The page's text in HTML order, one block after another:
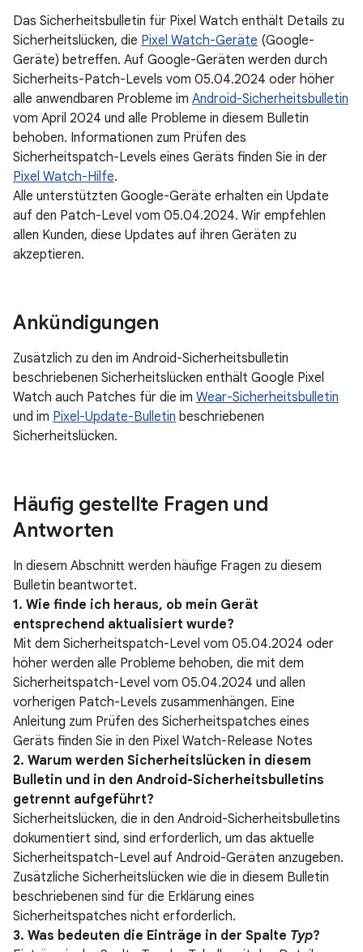
Das Sicherheitsbulletin für Pixel Watch enthält Details zu
Sicherheitslücken, die Pixel Watch-Geräte (Google-
Geräte) betreffen. Auf Google-Geräten werden durch
Sicherheits-Patch-Levels vom 05.04.2024 oder höher
alle anwendbaren Probleme im Android-Sicherheitsbulletin
vom April 2024 und alle Probleme in diesem Bulletin
behoben. Informationen zum Prüfen des
Sicherheitspatch-Levels eines Geräts finden Sie in der
Pixel Watch-Hilfe.
Alle unterstützten Google-Geräte erhalten ein Update
auf den Patch-Level vom 05.04.2024. Wir empfehlen
allen Kunden, diese Updates auf ihren Geräten zu
akzeptieren.
Ankündigungen
Zusätzlich zu den im Android-Sicherheitsbulletin
beschriebenen Sicherheitslücken enthält Google Pixel
Watch auch Patches für die im Wear-Sicherheitsbulletin
und im Pixel-Update-Bulletin beschriebenen
Sicherheitslücken.
Häufig gestellte Fragen und
Antworten
In diesem Abschnitt werden häufige Fragen zu diesem
Bulletin beantwortet.
1. Wie finde ich heraus, ob mein Gerät
entsprechend aktualisiert wurde?
Mit dem Sicherheitspatch-Level vom 05.04.2024 oder
höher werden alle Probleme behoben, die mit dem
Sicherheitspatch-Level vom 05.04.2024 und allen
vorherigen Patch-Levels zusammenhängen. Eine
Anleitung zum Prüfen des Sicherheitspatches eines
Geräts finden Sie in den Pixel Watch-Release Notes
2. Warum werden Sicherheitslücken in diesem
Bulletin und in den Android-Sicherheitsbulletins
getrennt aufgeführt?
Sicherheitslücken, die in den Android-Sicherheitsbulletins
dokumentiert sind, sind erforderlich, um das aktuelle
Sicherheitspatch-Level auf Android-Geräten anzugeben.
Zusätzliche Sicherheitslücken wie die in diesem Bulletin
beschriebenen sind für die Erklärung eines
Sicherheitspatches nicht erforderlich.
3. Was bedeuten die Einträge in der Spalte Typ?